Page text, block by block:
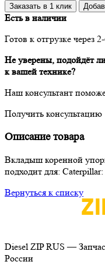
Заказать в 1 клик
Есть в наличии
Готов к отгрузке через
Не уверены, подойдёт ли
к вашей технике?
Наш консультант
Получить консультацию
Описание товара
Вкладыш коренной
подходит для:
Вернуться к списку
Diesel ZIP RUS —
России